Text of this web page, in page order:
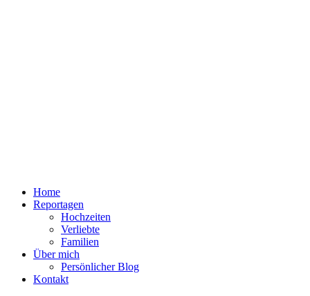
Home
Reportagen
Hochzeiten
Verliebte
Familien
Über mich
Persönlicher Blog
Kontakt